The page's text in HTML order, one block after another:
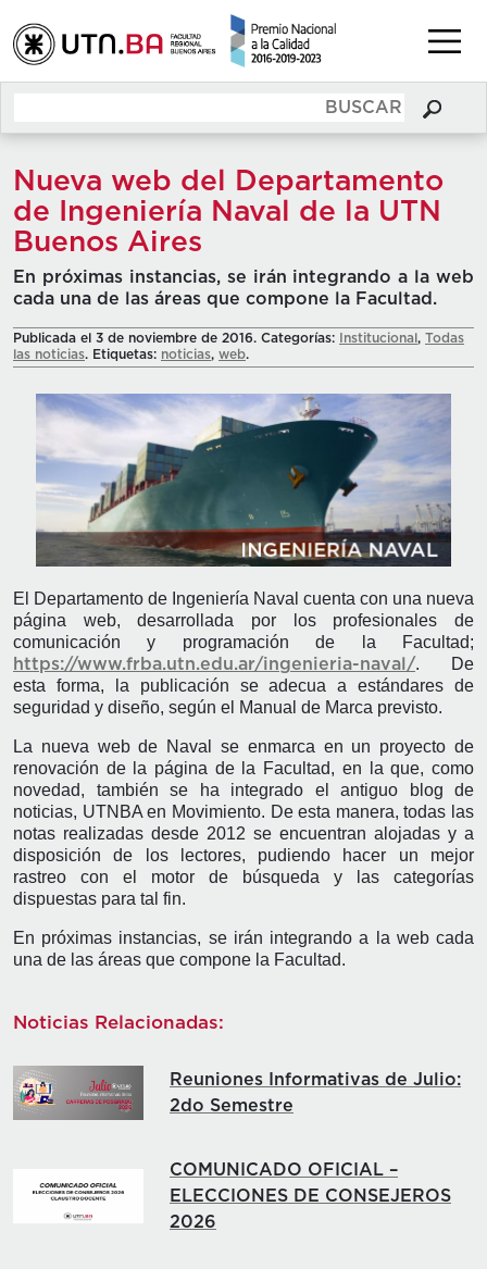
Nueva web del Departamento
de Ingeniería Naval de la UTN
Buenos Aires
En próximas instancias, se irán integrando a la web
cada una de las áreas que compone la Facultad.
Publicada el 3 de noviembre de 2016. Categorías: Institucional , Todas
las noticias. Etiquetas: noticias, web.
El Departamento de Ingeniería Naval cuenta con una nueva
página web, desarrollada por los profesionales de
comunicación y programación de la Facultad;
https://www.frba.utn.edu.ar/ingenieria-naval/. De
esta forma, la publicación se adecua a estándares de
seguridad y diseño, según el Manual de Marca previsto.
La nueva web de Naval se enmarca en un proyecto de
renovación de la página de la Facultad, en la que, como
novedad, también se ha integrado el antiguo blog de
noticias, UTNBA en Movimiento. De esta manera, todas las
notas realizadas desde 2012 se encuentran alojadas y a
disposición de los lectores, pudiendo hacer un mejor
rastreo con el motor de búsqueda y las categorías
dispuestas para tal fin.
En próximas instancias, se irán integrando a la web cada
una de las áreas que compone la Facultad.
Noticias Relacionadas:
Reuniones Informativas de Julio:
2do Semestre
COMUNICADO OFICIAL –
ELECCIONES DE CONSEJEROS
2026